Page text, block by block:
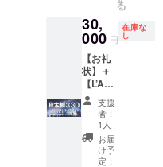
に載せ
て走り
ます！
／ ま
た、お
礼の
メール
をさせ
ていた
だきま
す。ま
た、ク
にして
おりま
す。
小惑星
３２５
（王さ
まの
星）：
政治に
関する
本棚を
作りま
しょ
う！
（例）
あくま
で店主
による
選書で
す。小
惑星の
きるだ
けその
テーマ
に合っ
た本を
ご用意
くださ
い（各
小惑星
＝各本
棚につ
行販売
の本の
納品
後）お
およそ
１年で
す。た
だし、
各本棚
は、
『星の
王子さ
書店で
あなた
の本を
代行販
売しま
す（１
箱分：
20冊程
度。随
時補充
可能。
販売手
る
30,
000 円
在庫な
し
【お礼
状】＋
【L’Am
usette(
ラ・
ミュ
ゼッ
ト)：お
楽しみ
支援
者：
1人
お届
け予
定：